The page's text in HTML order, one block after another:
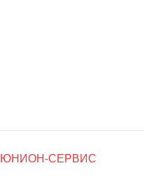
ЮНИОН-СЕРВИС